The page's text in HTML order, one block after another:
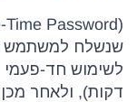
שנשלח למשתמש
דקות), ולאחר